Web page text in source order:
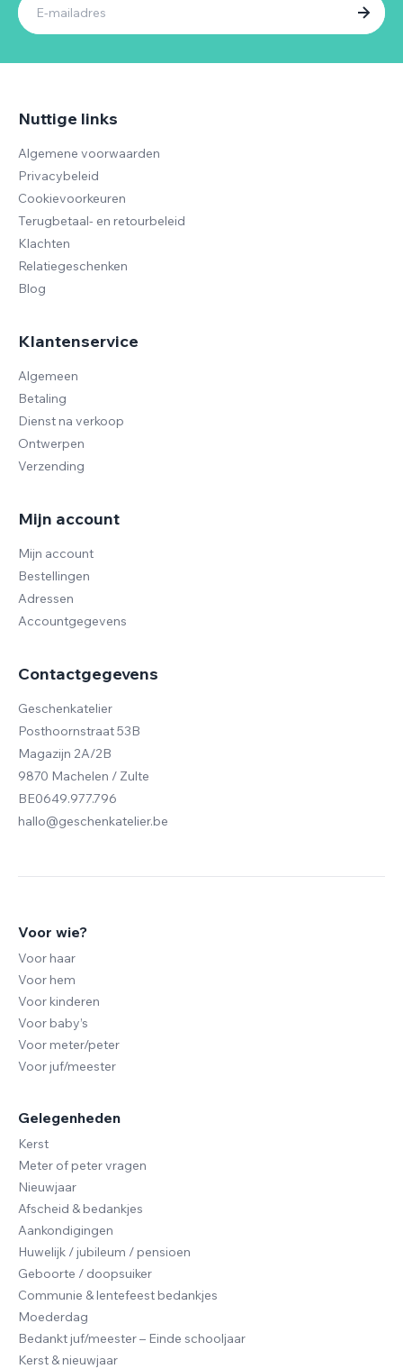
Nuttige links
Algemene voorwaarden
Privacybeleid
Cookievoorkeuren
Terugbetaal- en retourbeleid
Klachten
Relatiegeschenken
Blog
Klantenservice
Algemeen
Betaling
Dienst na verkoop
Ontwerpen
Verzending
Mijn account
Mijn account
Bestellingen
Adressen
Accountgegevens
Contactgegevens
Geschenkatelier
Posthoornstraat 53B
Magazijn 2A/2B
9870 Machelen / Zulte
BE0649.977.796
hallo@geschenkatelier.be
Voor wie?
Voor haar
Voor hem
Voor kinderen
Voor baby’s
Voor meter/peter
Voor juf/meester
Gelegenheden
Kerst
Meter of peter vragen
Nieuwjaar
Afscheid & bedankjes
Aankondigingen
Huwelijk / jubileum / pensioen
Geboorte / doopsuiker
Communie & lentefeest bedankjes
Moederdag
Bedankt juf/meester – Einde schooljaar
Kerst & nieuwjaar